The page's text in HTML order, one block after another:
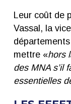
Leur coût de
Vassal, la
mettre «hors
des MNA s’il
essentielles